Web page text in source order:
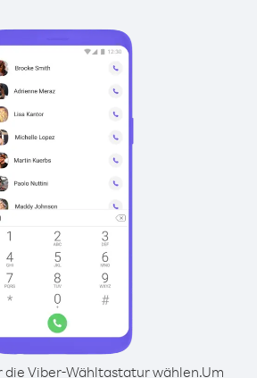
die Viber-Wähltastatur wählen.Um